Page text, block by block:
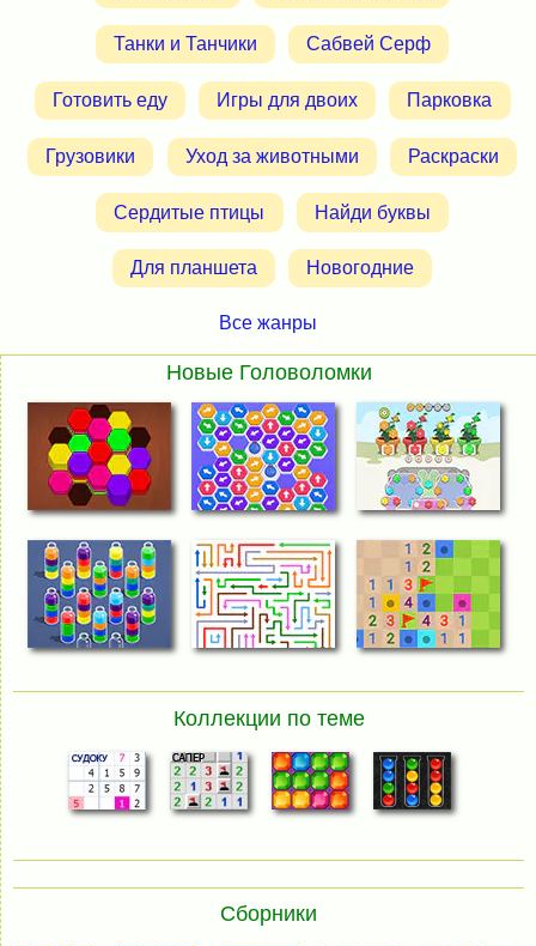
Танки и Танчики Сабвей Серф
Готовить еду Игры для двоих Парковка
Грузовики Уход за животными Раскраски
Сердитые птицы Найди буквы
Для планшета Новогодние
Все жанры
Новые Головоломки
Коллекции по теме
Сборники